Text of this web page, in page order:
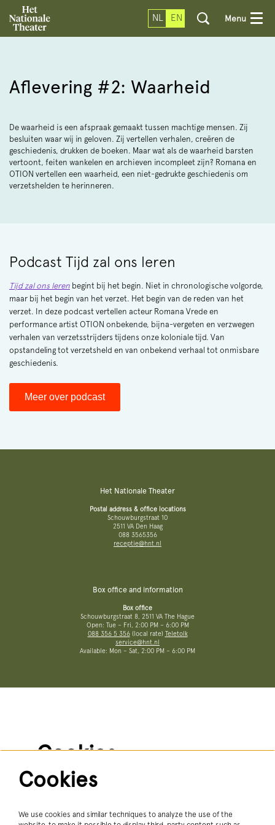
NL EN Menu
Aflevering #2: Waarheid
De waarheid is een afspraak gemaakt tussen machtige mensen. Zij
besluiten waar wij in geloven. Zij vertellen verhalen, creëren de
geschiedenis, drukken de boeken. Maar wat als de waarheid barsten
vertoont, feiten wankelen en archieven incompleet zijn? Romana en
OTION vertellen een waarheid, een niet-gedrukte geschiedenis om
verzetshelden te herinneren.
Cookies
We use services such as Youtube and Vimeo for videos and
Podcast Tijd zal ons leren
Tijd zal ons leren begint bij het begin. Niet in chronologische volgorde,
maar bij het begin van het verzet. Het begin van de reden van het
verzet. In deze podcast vertellen acteur Romana Vrede en
performance artist OTION onbekende, bijna-vergeten en verzwegen
verhalen van verzetsstrijders tijdens onze koloniale tijd. Van
opstandeling tot verzetsheld en van onbekend verhaal tot onmisbare
geschiedenis.
Meer over podcast
Het Nationale Theater
Postal address & office locations
Schouwburgstraat 10
2511 VA Den Haag
088 3565356
receptie@hnt.nl
Box office and information
Box office
Schouwburgstraat 8, 2511 VA The Hague
Open: Tue – Fri, 2:00 PM – 6:00 PM
088 356 5 356(local rate) Teletolk
service@hnt.nl
Available: Mon – Sat, 2:00 PM – 6:00 PM
Cookies
We use cookies and similar techniques to analyze the use of the